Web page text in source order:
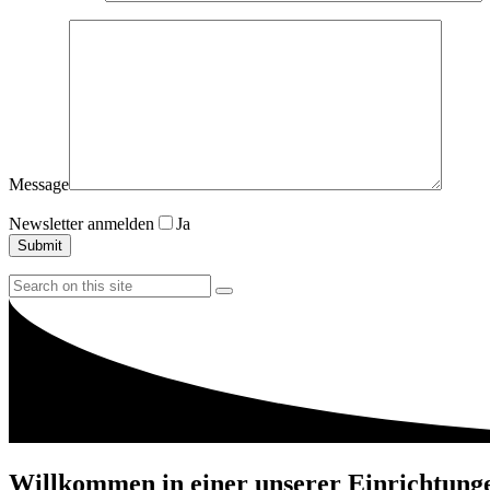
Message
Newsletter anmelden Ja
Willkommen in einer unserer